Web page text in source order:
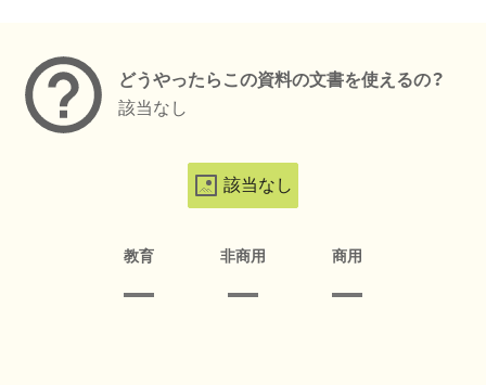
どうやったらこの資料の文書を使えるの？
該当なし
該当なし
教育 非商用 商用